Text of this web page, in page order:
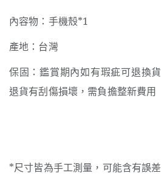
內容物：手機殼*1
產地：台灣
保固：鑑賞期內如有瑕疵可退換
退貨有刮傷損壞，需負擔整新費用
*尺寸皆為手工測量，可能含有誤差